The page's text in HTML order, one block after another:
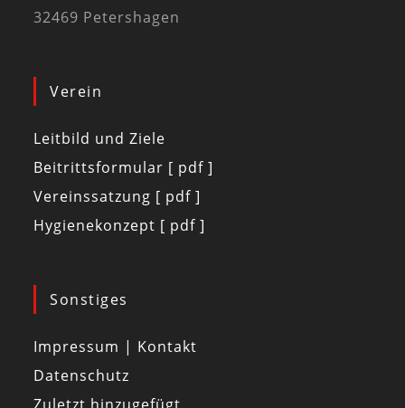
32469 Petershagen
Verein
Leitbild und Ziele
Beitrittsformular [ pdf ]
Vereinssatzung [ pdf ]
Hygienekonzept [ pdf ]
Sonstiges
Impressum | Kontakt
Datenschutz